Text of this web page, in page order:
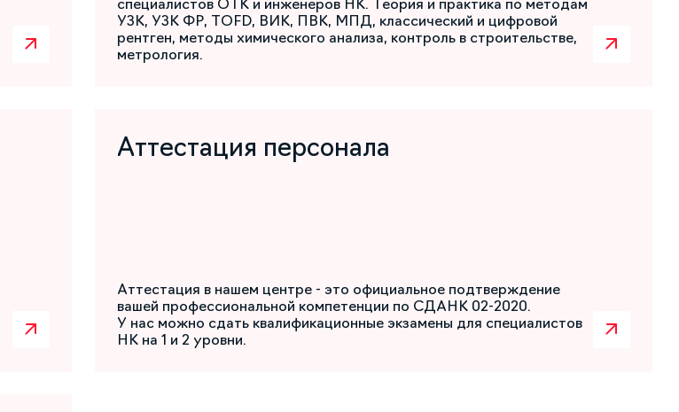
специалистов ОТК и инженеров НК. Теория и практика по методам
УЗК, УЗК ФР, TOFD, ВИК, ПВК, МПД, классический и цифровой
рентген, методы химического анализа, контроль в строительстве,
метрология.
Аттестация персонала
Аттестация в нашем центре - это официальное подтверждение
вашей профессиональной компетенции по СДАНК 02-2020.
У нас можно сдать квалификационные экзамены для специалистов
НК на 1 и 2 уровни.